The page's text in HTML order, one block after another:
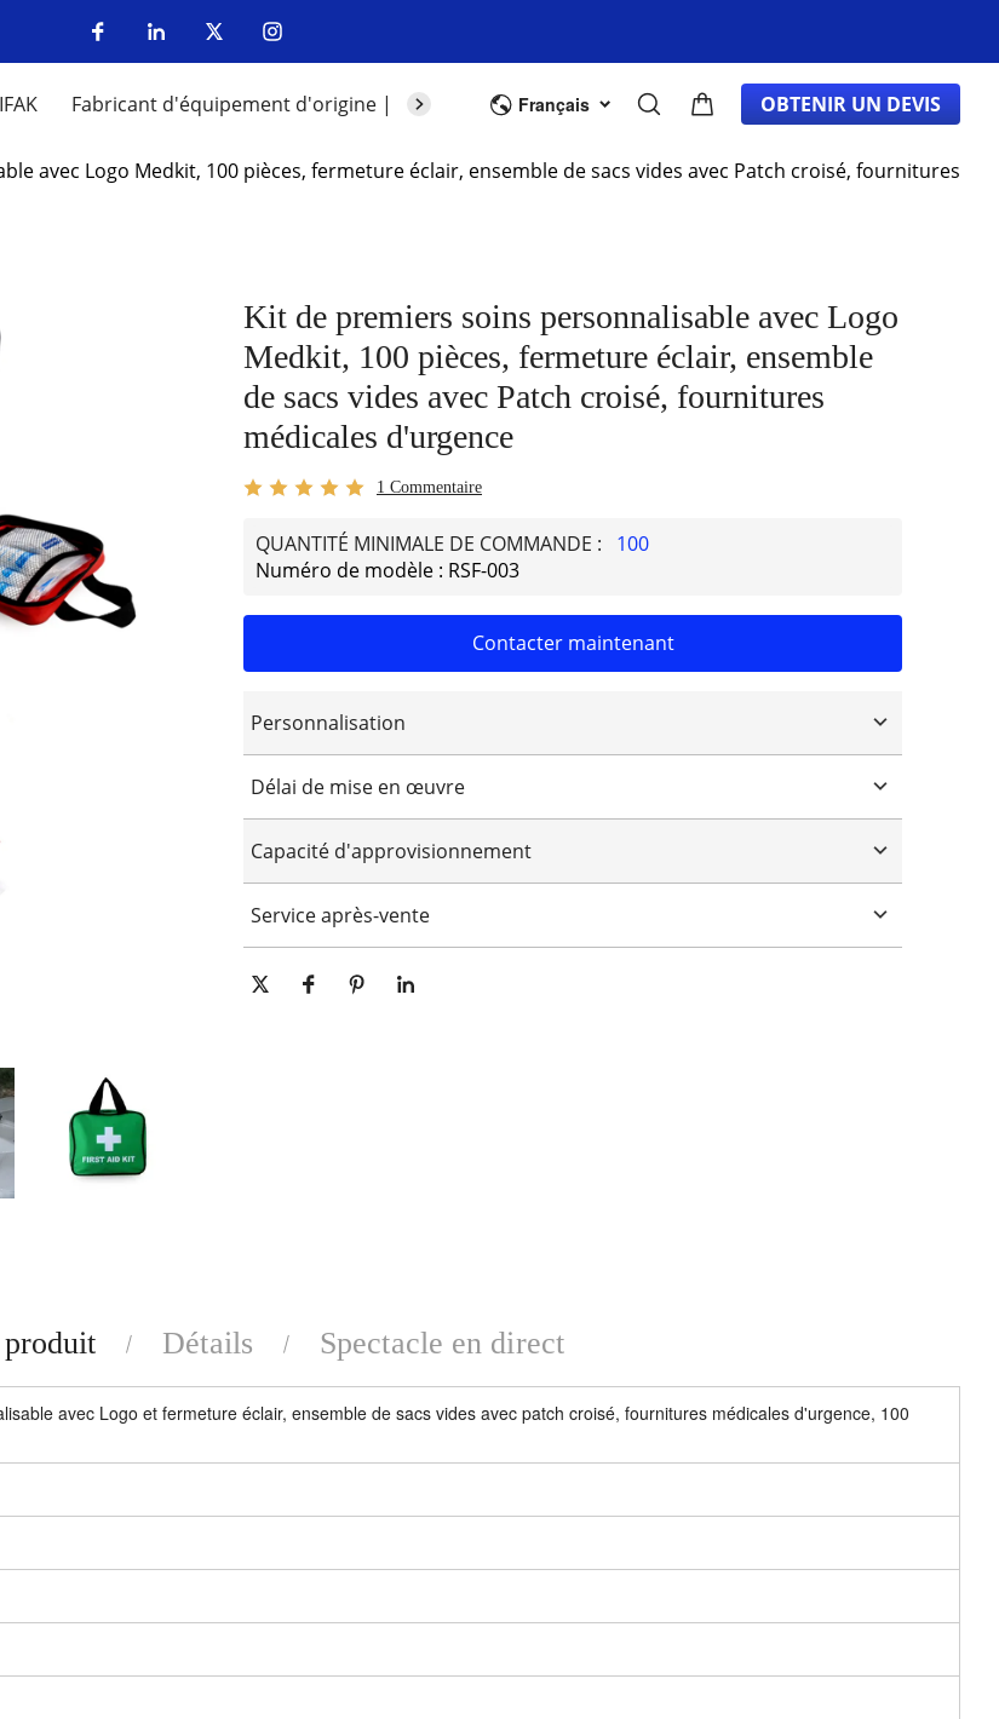
IFAK Fabricant d'équipement d'origine | Fabricant d'équipement d'origine DE GROS À PROPOS
Français OBTENIR UN DEVIS
avec Logo Medkit, 100 pièces, fermeture éclair, ensemble de sacs vides avec Patch croisé, fournitures
Kit de premiers soins personnalisable avec Logo
Medkit, 100 pièces, fermeture éclair, ensemble
de sacs vides avec Patch croisé, fournitures
médicales d'urgence
1 Commentaire
QUANTITÉ MINIMALE DE COMMANDE :
100
Numéro de modèle : RSF-003
Contacter maintenant
Personnalisation
Emballage personnalisé
Délai de mise en œuvre
Capacité d'approvisionnement
Service après-vente
Détails Spectacle en direct
avec Logo et fermeture éclair, ensemble de sacs vides avec patch croisé, fournitures médicales d'urgence, 100